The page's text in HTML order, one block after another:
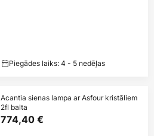
Piegādes laiks: 4 - 5 nedēļas
Acantia sienas lampa ar Asfour kristāliem
2fl balta
774,40 €